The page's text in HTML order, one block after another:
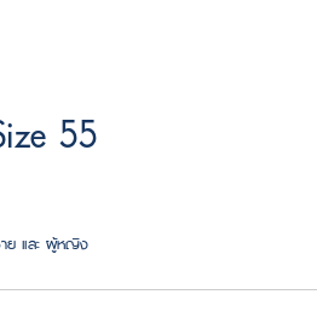
55
าย และ ผู้หญิง